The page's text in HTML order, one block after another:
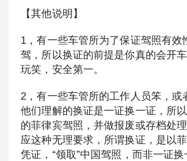
【其他说明】
1，有一些车管所为了保证驾照有效
驾，所以换证的前提是你真的会开
玩笑，安全第一。
2，有一些车管所的工作人员笨，或
他们理解的换证是一证换一证，所
的菲律宾驾照，并做报废或存档处
应这种无理要求，所谓换证，是以
凭证，“领取”中国驾照，而非一证换